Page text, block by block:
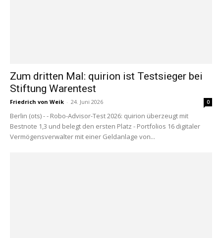
Zum dritten Mal: quirion ist Testsieger bei
Stiftung Warentest
Friedrich von Weik - 24. Juni 2026 0
Berlin (ots) - - Robo-Advisor-Test 2026: quirion überzeugt mit
Bestnote 1,3 und belegt den ersten Platz - Portfolios 16 digitaler
Vermögensverwalter mit einer Geldanlage von...